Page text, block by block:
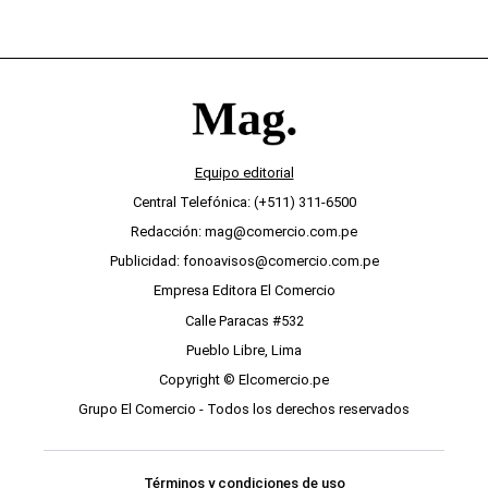
Equipo editorial
Central Telefónica: (+511) 311-6500
Redacción: mag@comercio.com.pe
Publicidad: fonoavisos@comercio.com.pe
Empresa Editora El Comercio
Calle Paracas #532
Pueblo Libre, Lima
Copyright © Elcomercio.pe
Grupo El Comercio - Todos los derechos reservados
Términos y condiciones de uso